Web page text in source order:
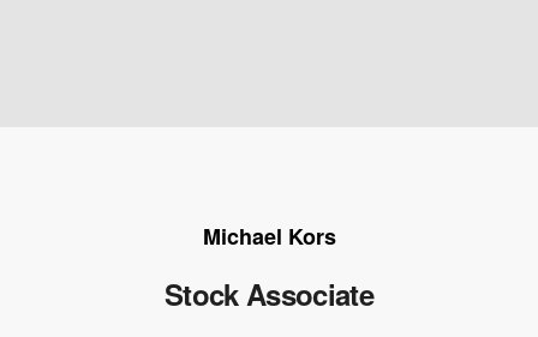
Michael Kors
Stock Associate